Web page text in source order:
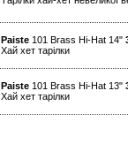
Paiste 101 Brass Hi-Hat 14"
Хай хет тарілки
Paiste 101 Brass Hi-Hat 13"
Хай хет тарілки